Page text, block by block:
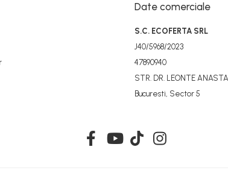
Date comerciale
S.C. ECOFERTA SRL
J40/5968/2023
47890940
STR. DR. LEONTE
Bucuresti, Sector 5